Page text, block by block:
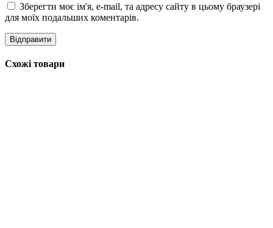
Зберегти моє ім'я, e-mail, та адресу сайту в цьому браузері
для моїх подальших коментарів.
Схожі товари